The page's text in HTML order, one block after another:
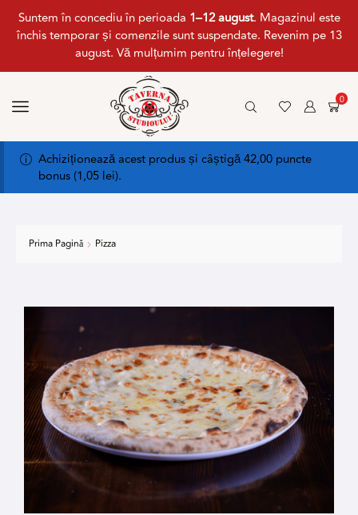
Suntem în concediu în perioada 1–12 august. Magazinul este
închis temporar și comenzile sunt suspendate. Revenim pe 13
august. Vă mulțumim pentru înțelegere!
0
Achiziționează acest produs și câștigă 42,00 puncte
bonus (1,05 lei).
Prima Pagină Pizza